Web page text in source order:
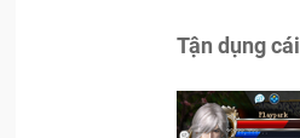
Tận dụng